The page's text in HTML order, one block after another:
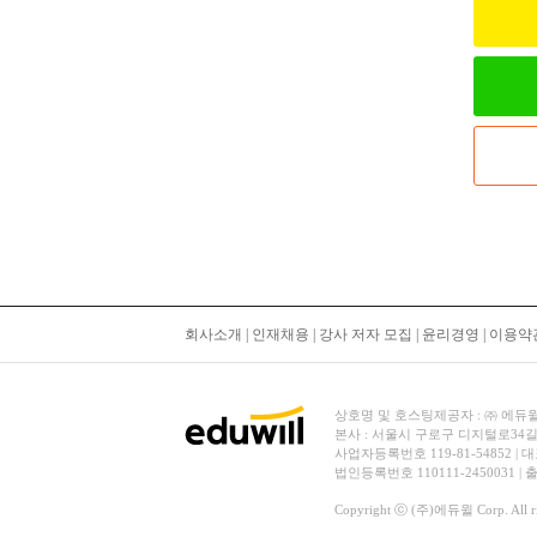
회사소개 인재채용 강사 저자 모집 윤리경영 이용약
상호명 및 호스팅제공자 : ㈜ 에듀
본사 : 서울시 구로구 디지털로34
사업자등록번호 119-81-54852 |
법인등록번호 110111-2450031 |
Copyright ⓒ (주)에듀윌 Corp. All